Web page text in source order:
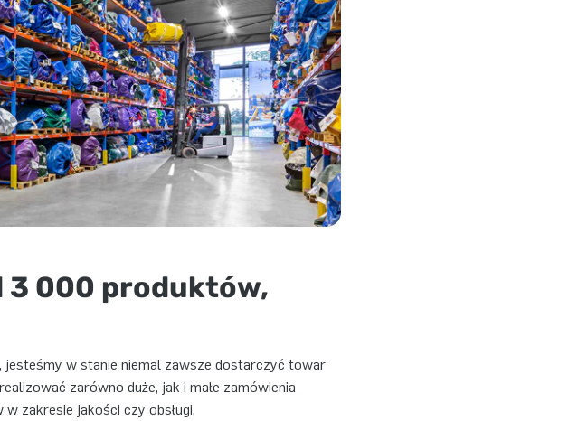
3 000 produktów,
jesteśmy w stanie niemal zawsze dostarczyć towar
zarówno duże, jak i małe zamówienia
zakresie jakości czy obsługi.